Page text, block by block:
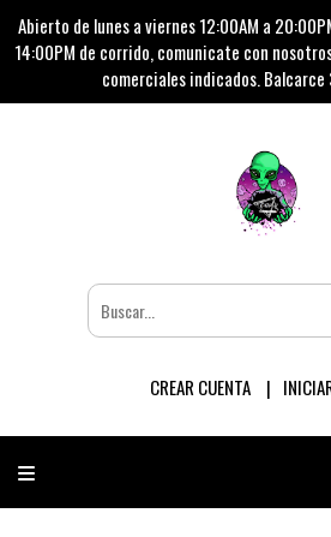
Abierto de lunes a viernes 12:00AM a
14:00PM de corrido, comunicate con
comerciales indicados. Balcarce
CREAR CUENTA